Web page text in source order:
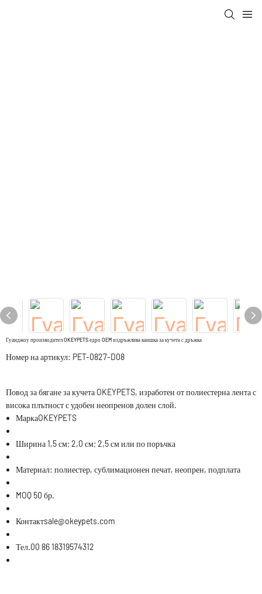
Гуанджоу производител OKEYPETS едро OEM издръжлива каишка за кучета с дръжка
Номер на артикул: PET-0827-D08
Повод за бягане за кучета OKEYPETS, изработен от полиестерна лента с
висока плътност с удобен неопренов долен слой.
МаркаOKEYPETS
Ширина1,5 см; 2,0 см; 2,5 см или по поръчка
Материал: полиестер, сублимационен печат, неопрен, подплата
MOQ 50 бр.
Контактsale@okeypets.com
Тел.00 86 18319574312